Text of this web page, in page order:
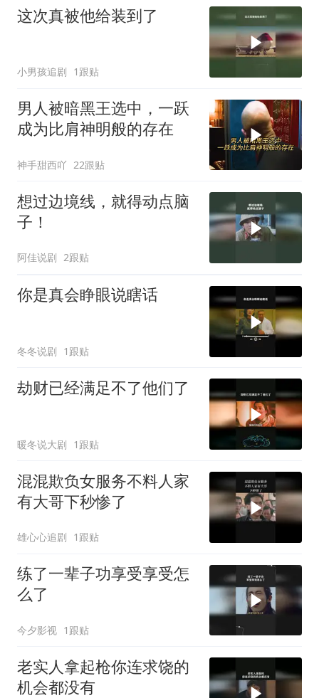
这次真被他给装到了
小男孩追剧 1跟贴
男人被暗黑王选中，一跃
成为比肩神明般的存在
神手甜西吖 22跟贴
想过边境线，就得动点脑
子！
阿佳说剧 2跟贴
你是真会睁眼说瞎话
冬冬说剧 1跟贴
劫财已经满足不了他们了
暖冬说大剧 1跟贴
混混欺负女服务不料人家
有大哥下秒惨了
雄心心追剧 1跟贴
练了一辈子功享受享受怎
么了
今夕影视 1跟贴
老实人拿起枪你连求饶的
机会都没有